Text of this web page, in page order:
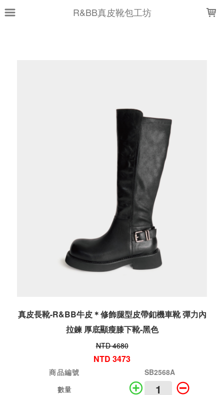
R&BB真皮靴包工坊
真皮長靴-R&BB牛皮＊修飾腿型皮帶釦機車靴 彈力內
拉鍊 厚底顯瘦膝下靴-黑色
NTD 4680
NTD 3473
商品編號
SB2568A
數量